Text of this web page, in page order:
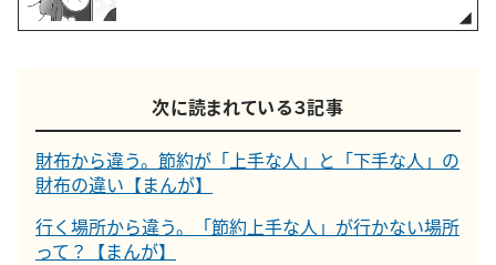
次に読まれている３記事
財布から違う。節約が「上手な人」と「下手な人」の
財布の違い【まんが】
行く場所から違う。「節約上手な人」が行かない場所
って？【まんが】